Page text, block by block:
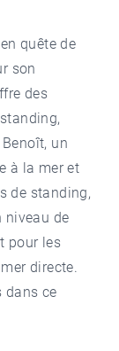
quête de
son
des
un
à la mer et
de standing,
niveau de
pour les
directe.
dans ce